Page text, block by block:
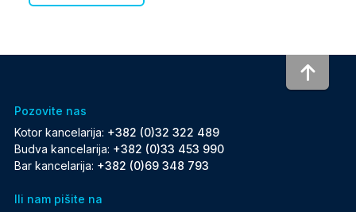
Pozovite nas
Kotor kancelarija: +382 (0)32 322 489
Budva kancelarija: +382 (0)33 453 990
Bar kancelarija: +382 (0)69 348 793
Ili nam pišite na
To